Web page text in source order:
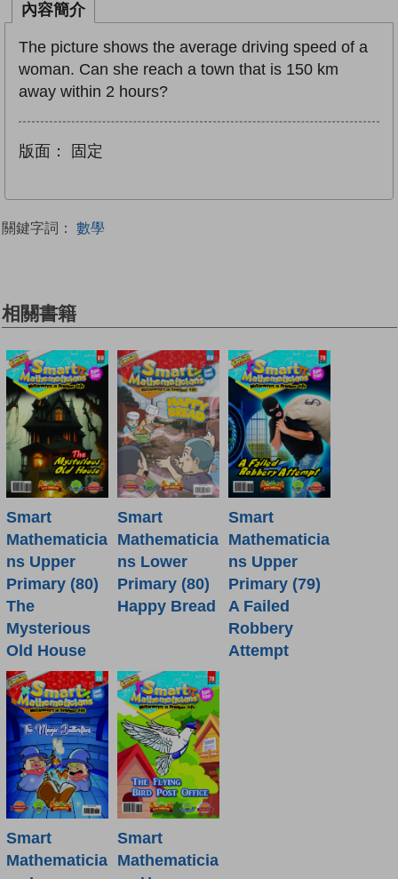
內容簡介
The picture shows the average driving speed of a
woman. Can she reach a town that is 150 km
away within 2 hours?
版面： 固定
關鍵字詞： 數學
相關書籍
Smart
Mathematicia
ns Upper
Primary (80)
The
Mysterious
Old House
Smart
Mathematicia
ns Lower
Primary (80)
Happy Bread
Smart
Mathematicia
ns Upper
Primary (79)
A Failed
Robbery
Attempt
Smart
Mathematicia
Smart
Mathematicia